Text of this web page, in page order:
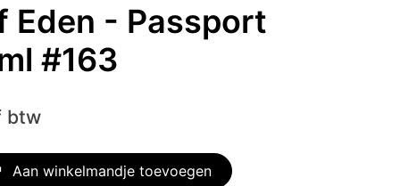
Eden - Passport
#163
btw
Aan winkelmandje toevoegen